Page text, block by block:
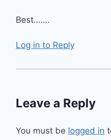
Best…….
Log in to Reply
Leave a Reply
You must be logged in